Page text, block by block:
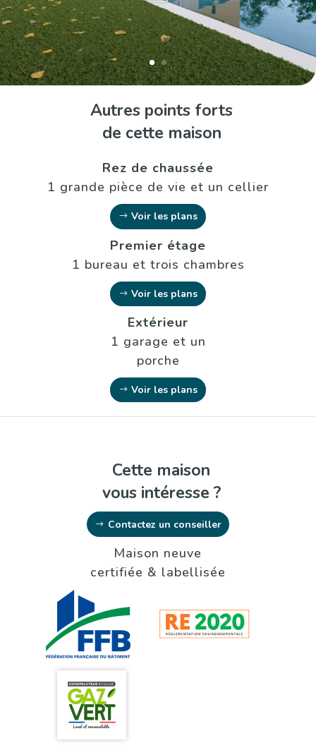
Autres points forts
de cette maison
Rez de chaussée
1 grande pièce de vie et un cellier
Voir les plans
Premier étage
1 bureau et trois chambres
Voir les plans
Extérieur
1 garage et un
porche
Voir les plans
Cette maison
vous intéresse ?
Contactez un conseiller
Maison neuve
certifiée & labellisée